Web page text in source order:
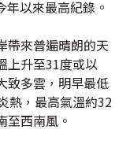
以來最高紀錄。
帶來普遍晴朗的天
上升至31度或以
致多雲，明早最低
熱，最高氣溫約32
至西南風。